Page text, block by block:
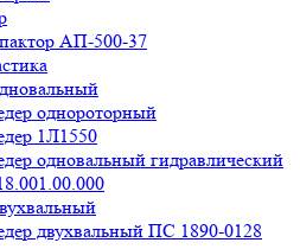
АП-500-37
однороторный
1Л1550
одновальный гидравлический
двухвальный ПС 1890-0128